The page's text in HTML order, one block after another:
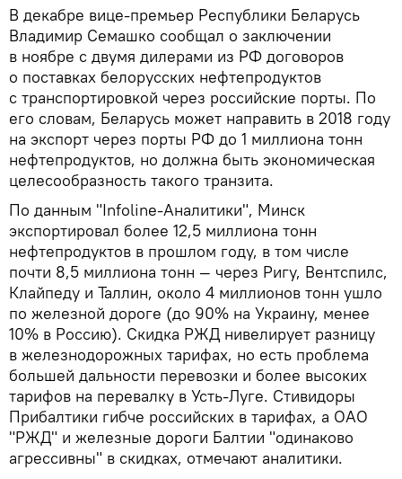
В декабре вице-премьер Республики Беларусь
Владимир Семашко сообщал о заключении
в ноябре с двумя дилерами из РФ договоров
о поставках белорусских нефтепродуктов
с транспортировкой через российские порты. По
его словам, Беларусь может направить в 2018 году
на экспорт через порты РФ до 1 миллиона тонн
нефтепродуктов, но должна быть экономическая
целесообразность такого транзита.
По данным "Infoline-Аналитики", Минск
экспортировал более 12,5 миллиона тонн
нефтепродуктов в прошлом году, в том числе
почти 8,5 миллиона тонн — через Ригу, Вентспилс,
Клайпеду и Таллин, около 4 миллионов тонн ушло
по железной дороге (до 90% на Украину, менее
10% в Россию). Скидка РЖД нивелирует разницу
в железнодорожных тарифах, но есть проблема
большей дальности перевозки и более высоких
тарифов на перевалку в Усть-Луге. Стивидоры
Прибалтики гибче российских в тарифах, а ОАО
"РЖД" и железные дороги Балтии "одинаково
агрессивны" в скидках, отмечают аналитики.